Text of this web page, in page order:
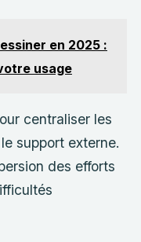
en 2025 :
usage
centraliser les
support externe.
des efforts